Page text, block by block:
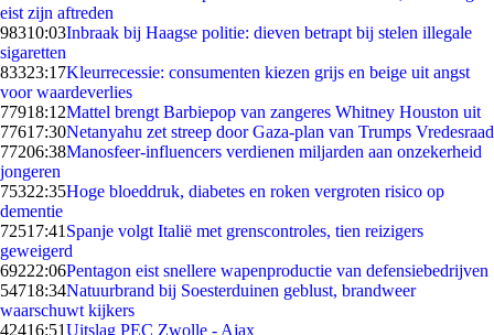
eist zijn aftreden
98310:03Inbraak bij Haagse politie: dieven betrapt bij stelen illegale
sigaretten
83323:17Kleurrecessie: consumenten kiezen grijs en beige uit angst
voor waardeverlies
77918:12Mattel brengt Barbiepop van zangeres Whitney Houston uit
77617:30Netanyahu zet streep door Gaza-plan van Trumps Vredesraad
77206:38Manosfeer-influencers verdienen miljarden aan onzekerheid
jongeren
75322:35Hoge bloeddruk, diabetes en roken vergroten risico op
dementie
72517:41 Spanje volgt Italië met grenscontroles, tien reizigers
geweigerd
69222:06Pentagon eist snellere wapenproductie van defensiebedrijven
54718:34Natuurbrand bij Soesterduinen geblust, brandweer
waarschuwt kijkers
42416:51Uitslag PEC Zwolle - Ajax